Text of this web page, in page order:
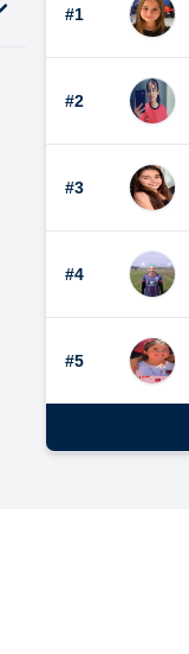
#1
#2
#3
#4
#5